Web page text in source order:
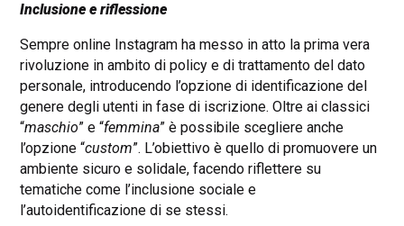
Inclusione e riflessione
Sempre online Instagram ha messo in atto la prima vera
rivoluzione in ambito di policy e di trattamento del dato
personale, introducendo l’opzione di identificazione del
genere degli utenti in fase di iscrizione. Oltre ai classici
“maschio” e “femmina” è possibile scegliere anche
l’opzione “custom”. L’obiettivo è quello di promuovere un
ambiente sicuro e solidale, facendo riflettere su
tematiche come l’inclusione sociale e
l’autoidentificazione di se stessi.